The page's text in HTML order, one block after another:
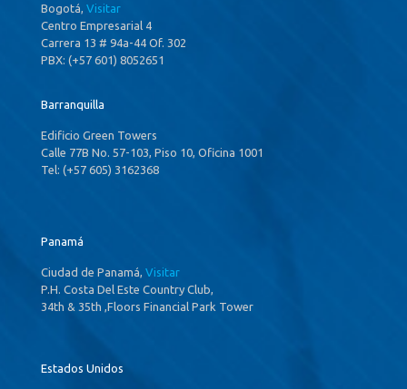
Bogotá, Visitar
Centro Empresarial 4
Carrera 13 # 94a-44 Of. 302
PBX: (+57 601) 8052651
Barranquilla
Edificio Green Towers
Calle 77B No. 57-103, Piso 10, Oficina 1001
Tel: (+57 605) 3162368
Panamá
Ciudad de Panamá, Visitar
P.H. Costa Del Este Country Club,
34th & 35th ,Floors Financial Park Tower
Estados Unidos